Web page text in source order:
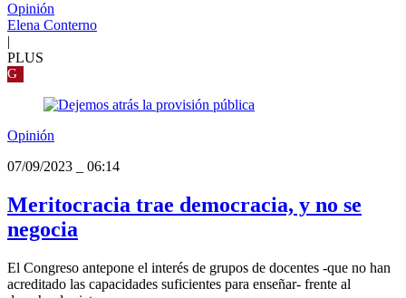
Opinión
Elena Conterno
|
PLUS
G
Opinión
07/09/2023
06:14
Meritocracia trae democracia, y no se
negocia
El Congreso antepone el interés de grupos de docentes -que no han
acreditado las capacidades suficientes para enseñar- frente al